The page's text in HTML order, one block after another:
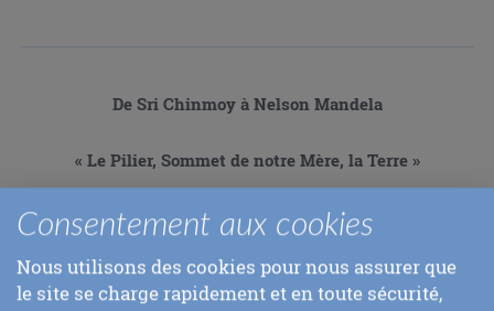
De Sri Chinmoy à Nelson Mandela
« Le Pilier, Sommet de notre Mère, la Terre »
« Notre bien-aimé président Mandela, ô suprême pilote
du bateau de l’Afrique du Sud, c’est ici dans cette
minuscule petite pièce que tu as incarné le flot des
larmes et le sang du cœur de ton pays bien-aimé. »
Consentement aux cookies
Nous utilisons des cookies pour nous assurer que
le site se charge rapidement et en toute sécurité,